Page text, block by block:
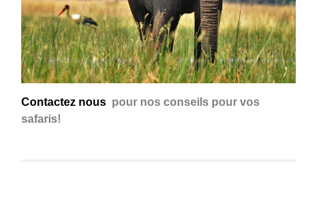
Contactez nous pour nos conseils pour vos
safaris!